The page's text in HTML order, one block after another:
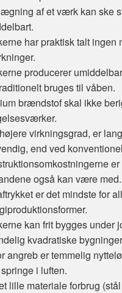
af et værk kan ske
har praktisk talt
producerer
bruges til våben.
brændstof skal ikke
virkningsgrad, er
end ved
også kan være med.
er det mindste for
kan frit bygges under
kvadratiske
angreb er temmelig
i luften.
lille materiale forbrug